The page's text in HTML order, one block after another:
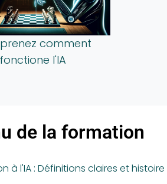
Gagnez du temps précieux
temps de travail
de la formation
à l'IA : Définitions claires et